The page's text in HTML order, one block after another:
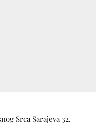
Srca Sarajeva 32.